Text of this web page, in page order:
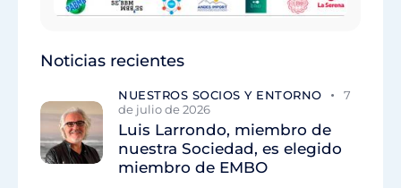
Noticias recientes
NUESTROS SOCIOS Y ENTORNO
7
de julio de 2026
Luis Larrondo, miembro de
nuestra Sociedad, es elegido
miembro de EMBO